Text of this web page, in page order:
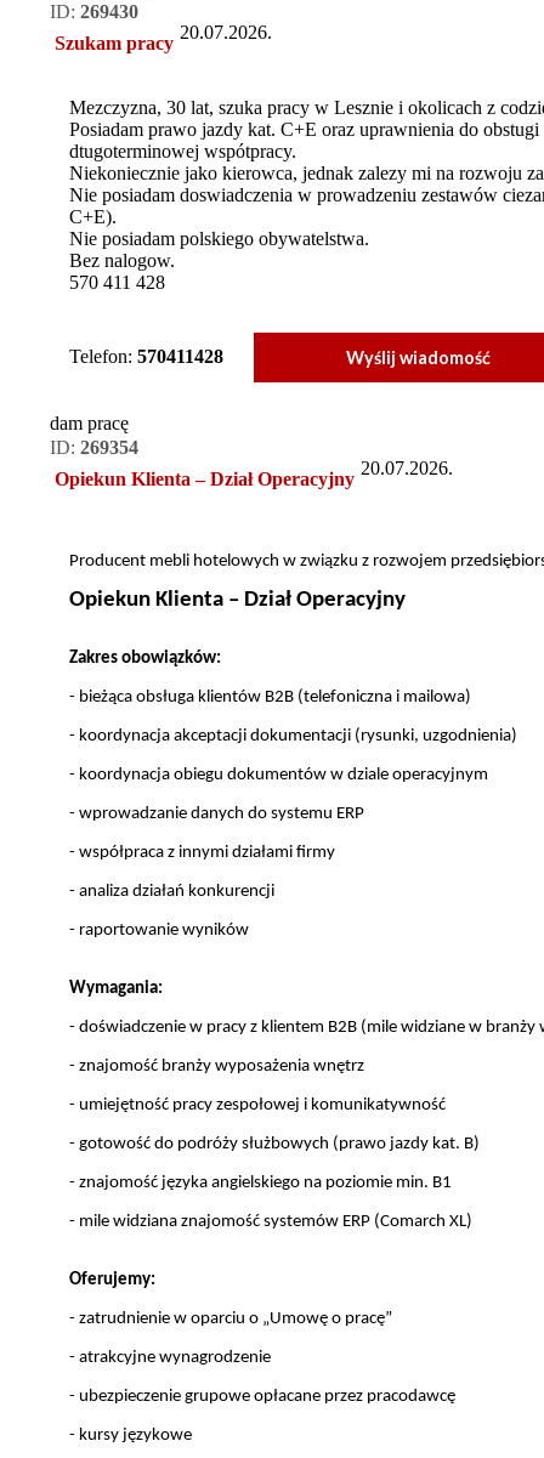
ID: 269430
Szukam pracy
20.07.2026.
Mezczyzna, 30 lat, szuka pracy w Lesznie i okolicach z
Posiadam prawo jazdy kat. C+E oraz uprawnienia do
dtugoterminowej wspótpracy.
Niekoniecznie jako kierowca, jednak zalezy mi na rozwoju
Nie posiadam doswiadczenia w prowadzeniu zestawów
C+E).
Nie posiadam polskiego obywatelstwa.
Bez nalogow.
570 411 428
Telefon: 570411428 Wyślij wiadomość
dam pracę
ID: 269354
Opiekun Klienta – Dział Operacyjny
20.07.2026.
Producent mebli hotelowych w związku z rozwojem
Opiekun Klienta – Dział Operacyjny
Zakres obowiązków:
- bieżąca obsługa klientów B2B (telefoniczna i mailowa)
- koordynacja akceptacji dokumentacji (rysunki, uzgodnienia)
- koordynacja obiegu dokumentów w dziale operacyjnym
- wprowadzanie danych do systemu ERP
- współpraca z innymi działami firmy
- analiza działań konkurencji
- raportowanie wyników
Wymagania:
- doświadczenie w pracy z klientem B2B (mile widziane w branży
- znajomość branży wyposażenia wnętrz
- umiejętność pracy zespołowej i komunikatywność
- gotowość do podróży służbowych (prawo jazdy kat. B)
- znajomość języka angielskiego na poziomie min. B1
- mile widziana znajomość systemów ERP (Comarch XL)
Oferujemy:
- zatrudnienie w oparciu o „Umowę o pracę”
- atrakcyjne wynagrodzenie
- ubezpieczenie grupowe opłacane przez pracodawcę
- kursy językowe